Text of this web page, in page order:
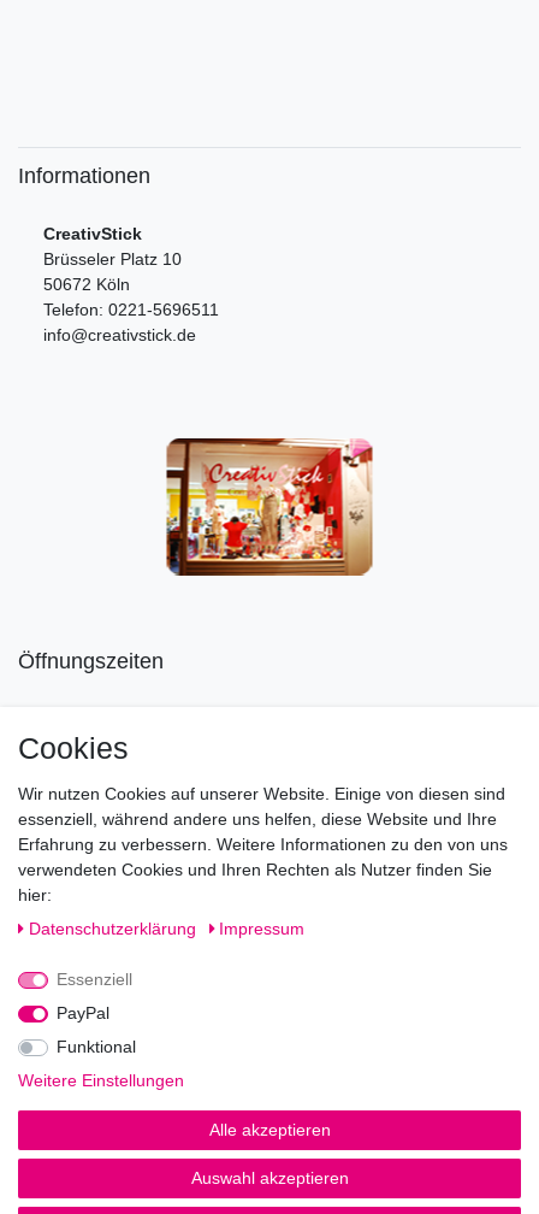
Informationen
CreativStick
Brüsseler Platz 10
50672 Köln
Telefon: 0221-5696511
info@creativstick.de
Öffnungszeiten
Di-Fr von 10.00 - 18.30 Uhr
Sa von 11.00 - 16.00 Uhr
Besuchen Sie unsere Verkaufsräume, dort beraten wir Sie
gerne.
Fragen?
Rufen Sie an!
0221-5696511
Impressum Daten­schutz­erklärung AGB
© Copyright 2026 | Alle Rechte vorbehalten.
Cookies
Wir nutzen Cookies auf unserer Website. Einige von diesen sind
essenziell, während andere uns helfen, diese Website und Ihre
Erfahrung zu verbessern. Weitere Informationen zu den von uns
verwendeten Cookies und Ihren Rechten als Nutzer finden Sie
hier:
Daten­schutz­erklärung
Impressum
Essenziell
PayPal
Funktional
Weitere Einstellungen
Alle akzeptieren
Auswahl akzeptieren